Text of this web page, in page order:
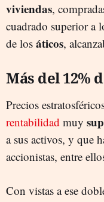
viviendas,
cuadrado superior a
de los áticos,
Más del 12%
Precios
rentabilidad muy
a sus activos, y que
accionistas, entre
Con vistas a ese